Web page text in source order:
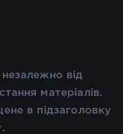
від
матеріалів.
в підзаголовку